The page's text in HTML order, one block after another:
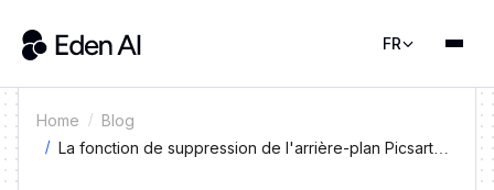
FR
Home
Blog
La fonction de suppression de l'arrière-plan Picsart